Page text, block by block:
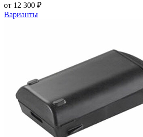
от 12 300 ₽
Варианты